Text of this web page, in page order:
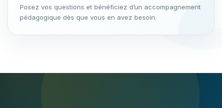
Posez vos questions et bénéficiez d’un accompagnement
pédagogique dès que vous en avez besoin.